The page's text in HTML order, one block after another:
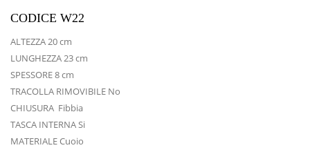
CODICE W22
ALTEZZA 20 cm
LUNGHEZZA 23 cm
SPESSORE 8 cm
TRACOLLA RIMOVIBILE No
CHIUSURA Fibbia
TASCA INTERNA Si
MATERIALE Cuoio